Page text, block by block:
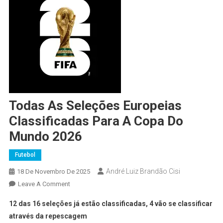
Todas As Seleções Europeias
Classificadas Para A Copa Do
Mundo 2026
Futebol
18 De Novembro De 2025 André Luiz Brandão Cisi
Leave A Comment
12 das 16 seleções já estão classificadas, 4 vão se classificar
através da repescagem